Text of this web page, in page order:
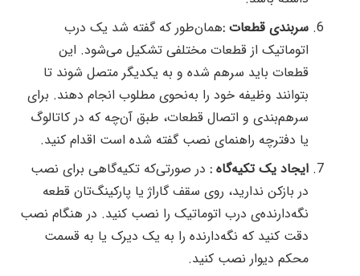
سربندی قطعات :همان‌طور که گفته شد یک درب
اتوماتیک از قطعات مختلفی تشکیل می‌شود. این
قطعات باید سرهم شده و به یکدیگر متصل شوند تا
بتوانند وظیفه خود را به‌نحوی مطلوب انجام دهند. برای
سرهم‌بندی و اتصال قطعات، طبق آن‌چه که در کاتالوگ
یا دفترچه راهنمای نصب گفته شده است اقدام کنید.
ایجاد یک تکیه‌گاه : در صورتی‌که تکیه‌گاهی برای نصب
در باز‌کن ندارید، روی سقف گاراژ یا پارکینگ‌تان قطعه
نگه‌دارنده‌ی درب اتوماتیک را نصب کنید. در هنگام نصب
دقت کنید که نگه‌دارنده را به یک دیرک یا به قسمت
محکم دیوار نصب کنید.